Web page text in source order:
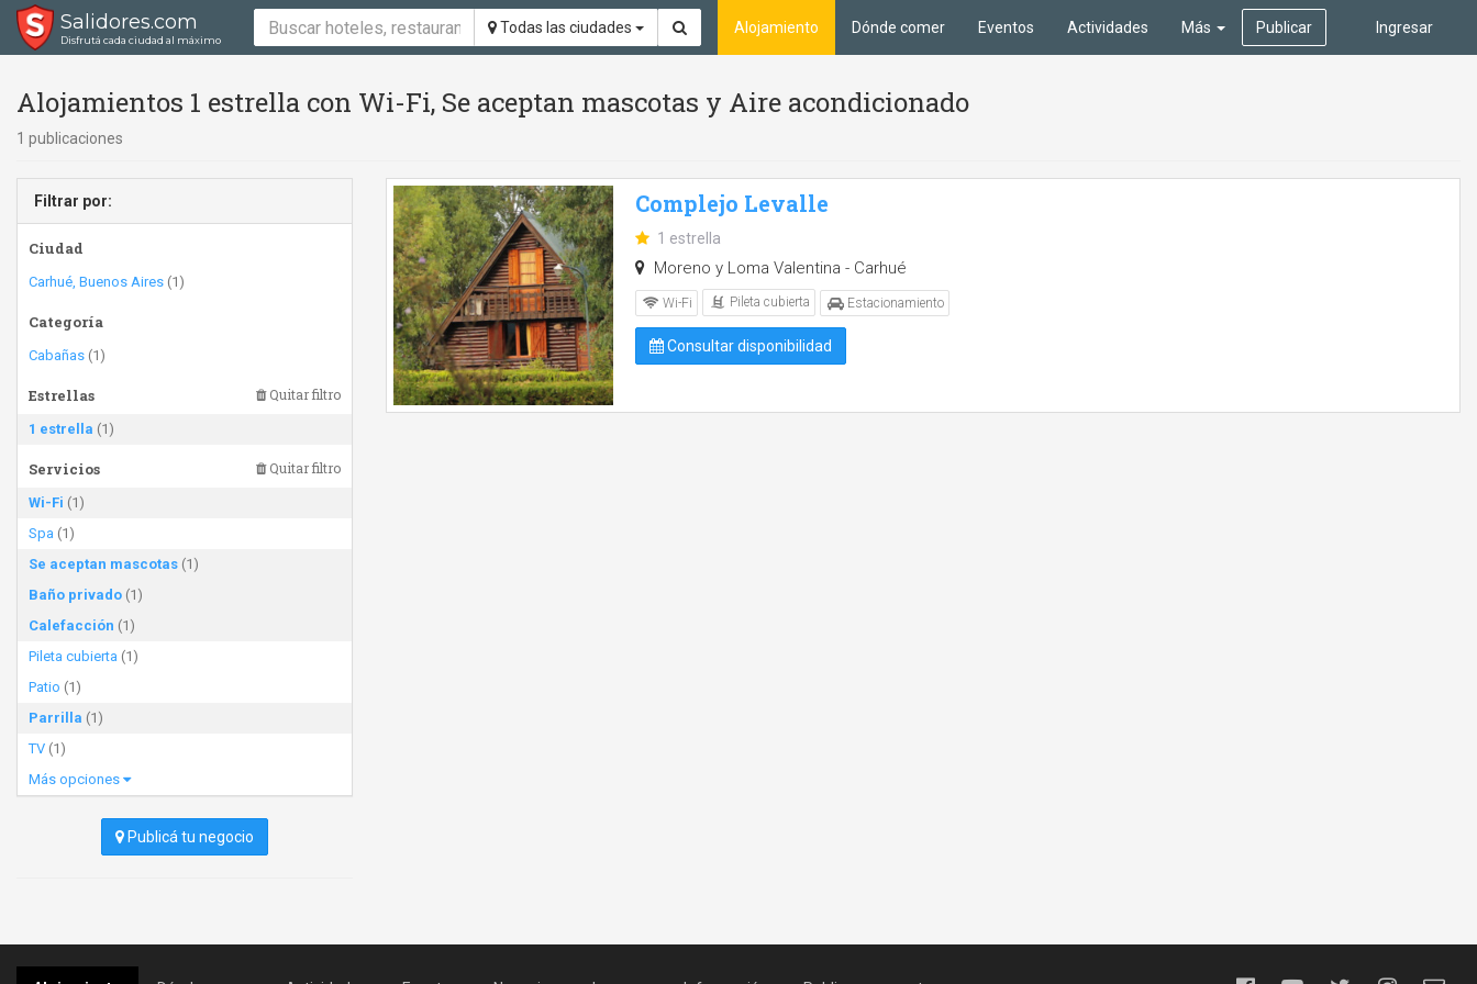
Salidores.com
Disfrutá cada ciudad al máximo
Todas las ciudades Ingresar
Alojamiento Dónde comer Eventos Actividades Más Publicar
Alojamientos 1 estrella con Wi-Fi, Se aceptan mascotas y Aire acondicionado
1 publicaciones
Filtrar por:
Ciudad
Carhué, Buenos Aires (1)
Categoría
Cabañas (1)
Estrellas Quitar filtro
1 estrella (1)
Servicios Quitar filtro
Wi-Fi (1)
Spa (1)
Se aceptan mascotas (1)
Baño privado (1)
Calefacción (1)
Pileta cubierta (1)
Patio (1)
Parrilla (1)
TV (1)
Más opciones
Publicá tu negocio
Complejo Levalle
1 estrella
Moreno y Loma Valentina - Carhué
Wi-Fi Pileta cubierta Estacionamiento
Consultar disponibilidad